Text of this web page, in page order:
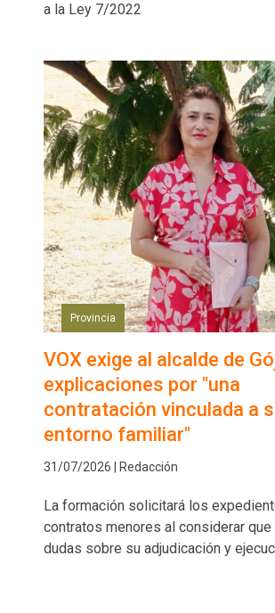
a la Ley 7/2022
Provincia
VOX exige al alcalde de
explicaciones por "una
contratación vinculada a
entorno familiar"
31/07/2026 | Redacción
La formación solicitará los
contratos menores al considerar
dudas sobre su adjudicación y